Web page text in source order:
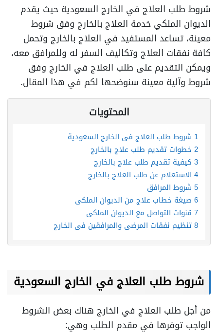
شروط طلب العلاج في الخارج السعودية حيث يقدم
الديوان الملكي خدمة العلاج بالخارج وفق شروط
معينة، تساعد المستفيد في العلاج بالخارج وتحمل
كافة نفقات العلاج وتكاليف السفر له وللمرافق معه،
ويمكن التقديم على طلب العلاج في الخارج وفق
شروط وآلية معينة سنوضحها لكم في هذا المقال.
المحتويات
1 شروط طلب العلاج في الخارج السعودية
2 خطوات تقديم طلب علاج بالخارج
3 كيفية تقديم طلب علاج بالخارج
4 الاستعلام عن طلب العلاج بالخارج
5 شروط المرافق
6 صيغة خطاب علاج من الديوان الملكي
7 قنوات التواصل مع الديوان الملكي
8تنظيم نفقات المرضى والمرافقين في الخارج
شروط طلب العلاج في الخارج السعودية
من أجل طلب العلاج في الخارج هناك بعض الشروط
الواجب توفرها في مقدم الطلب وهي: